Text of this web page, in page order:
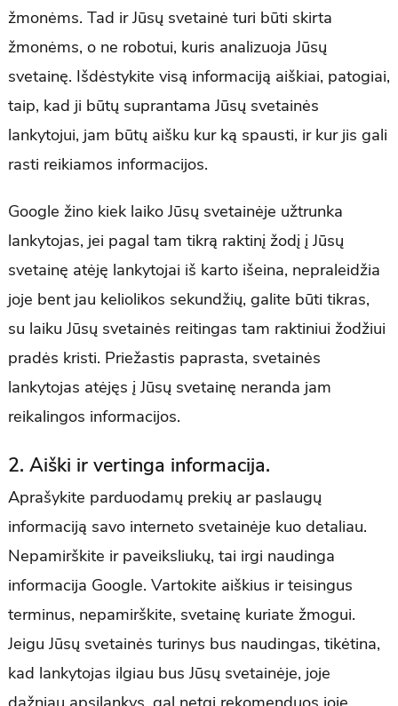
žmonėms. Tad ir Jūsų svetainė turi būti skirta
žmonėms, o ne robotui, kuris analizuoja Jūsų
svetainę. Išdėstykite visą informaciją aiškiai, patogiai,
taip, kad ji būtų suprantama Jūsų svetainės
lankytojui, jam būtų aišku kur ką spausti, ir kur jis gali
rasti reikiamos informacijos.
Google žino kiek laiko Jūsų svetainėje užtrunka
lankytojas, jei pagal tam tikrą raktinį žodį į Jūsų
svetainę atėję lankytojai iš karto išeina, nepraleidžia
joje bent jau keliolikos sekundžių, galite būti tikras,
su laiku Jūsų svetainės reitingas tam raktiniui žodžiui
pradės kristi. Priežastis paprasta, svetainės
lankytojas atėjęs į Jūsų svetainę neranda jam
reikalingos informacijos.
2. Aiški ir vertinga informacija.
Aprašykite parduodamų prekių ar paslaugų
informaciją savo interneto svetainėje kuo detaliau.
Nepamirškite ir paveiksliukų, tai irgi naudinga
informacija Google. Vartokite aiškius ir teisingus
terminus, nepamirškite, svetainę kuriate žmogui.
Jeigu Jūsų svetainės turinys bus naudingas, tikėtina,
kad lankytojas ilgiau bus Jūsų svetainėje, joje